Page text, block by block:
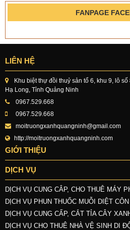
FANPAGE
LIÊN HỆ
Khu biệt thự đồi thuỷ sản tổ 6, khu 9, lô
Hạ Long, Tỉnh Quảng Ninh
0967.529.668
0967.529.668
moitruongxanhquangninh@gmail.com
http://moitruongxanhquangninh.com
GIỚI THIỆU
DỊCH VỤ
DỊCH VỤ CUNG CÂP, CHO THUÊ MÁY
DỊCH VỤ PHUN THUỐC MUỖI DIỆT
DỊCH VỤ CUNG CẤP, CẮT TỈA CÂY
DỊCH VỤ CHO THUÊ NHÀ VỆ SINH DI